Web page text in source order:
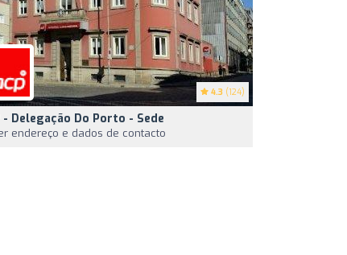
4.3 (124)
- Delegação Do Porto - Sede
endereço e dados de contacto